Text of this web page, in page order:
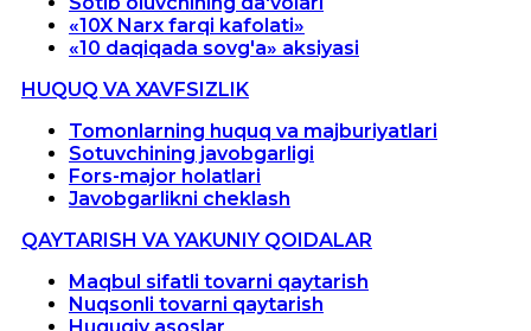
«10X Narx farqi kafolati»
«10 daqiqada sovg'a» aksiyasi
HUQUQ VA XAVFSIZLIK
Tomonlarning huquq va majburiyatlari
Sotuvchining javobgarligi
Fors-major holatlari
Javobgarlikni cheklash
QAYTARISH VA YAKUNIY QOIDALAR
Maqbul sifatli tovarni qaytarish
Nuqsonli tovarni qaytarish